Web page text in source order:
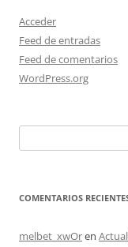
Acceder
Feed de entradas
Feed de comentarios
WordPress.org
COMENTARIOS
melbet_xwOren